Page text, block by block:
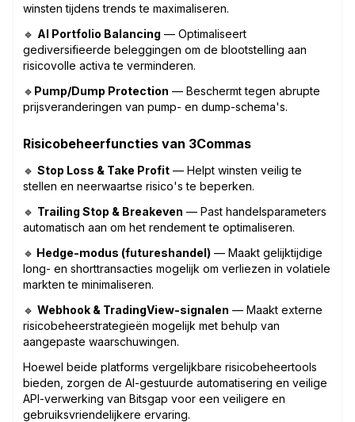
winsten tijdens trends te maximaliseren.
🔹 AI Portfolio Balancing — Optimaliseert
gediversifieerde beleggingen om de blootstelling aan
risicovolle activa te verminderen.
🔹 Pump/Dump Protection — Beschermt tegen abrupte
prijsveranderingen van pump- en dump-schema's.
Risicobeheerfuncties van 3Commas
🔹 Stop Loss & Take Profit — Helpt winsten veilig te
stellen en neerwaartse risico's te beperken.
🔹 Trailing Stop & Breakeven — Past handelsparameters
automatisch aan om het rendement te optimaliseren.
🔹 Hedge-modus (futureshandel) — Maakt gelijktijdige
long- en shorttransacties mogelijk om verliezen in volatiele
markten te minimaliseren.
🔹 Webhook & TradingView-signalen — Maakt externe
risicobeheerstrategieën mogelijk met behulp van
aangepaste waarschuwingen.
Hoewel beide platforms vergelijkbare risicobeheertools
bieden, zorgen de AI-gestuurde automatisering en veilige
API-verwerking van Bitsgap voor een veiligere en
gebruiksvriendelijkere ervaring.